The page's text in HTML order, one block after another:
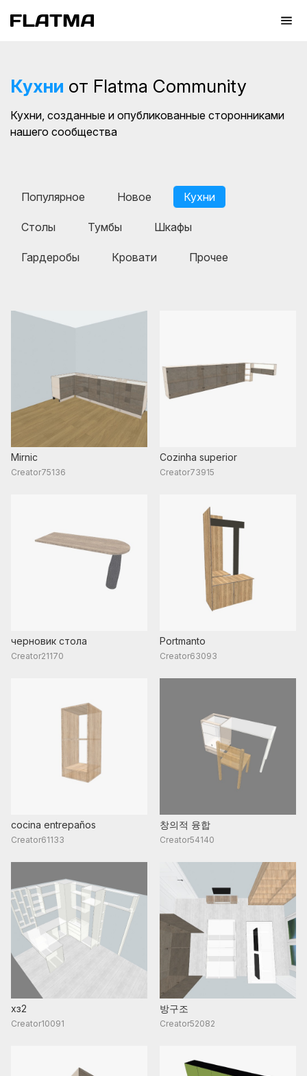
Кухни от Flatma Community
Кухни, созданные и опубликованные сторонниками
нашего сообщества
Популярное Новое Кухни
Столы Тумбы Шкафы
Гардеробы Кровати Прочее
Mirnic
Creator75136
Cozinha superior
Creator73915
черновик стола
Creator21170
Portmanto
Creator63093
cocina entrepaños
Creator61133
창의적 융합
Creator54140
хз2
Creator10091
방구조
Creator52082